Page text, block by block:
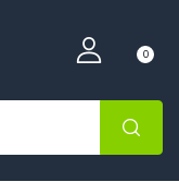
0